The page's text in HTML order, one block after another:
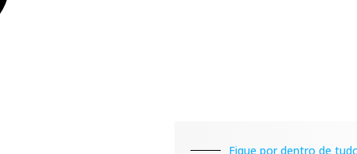
Fique por dentro de